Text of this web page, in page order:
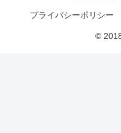
プライバシーポリシー
©